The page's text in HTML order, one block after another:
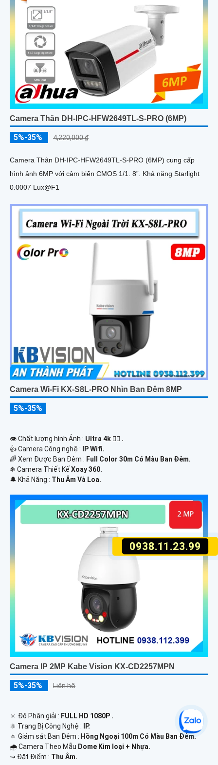
0938.11.23.99
Camera Thân DH-IPC-HFW2649TL-S-PRO (6MP)
5%-35% 4,220,000 ₫
Camera Thân DH-IPC-HFW2649TL-S-PRO (6MP) cung cấp
hình ảnh 6MP với cảm biến CMOS 1/1. 8”. Khả năng Starlight
0.0007 Lux@F1
Camera Wi-Fi KX-S8L-PRO Nhìn Ban Đêm 8MP
5%-35%
👁 Chất lượng hình Ảnh : Ultra 4k 👍🏾 .
👍 Camera Công nghệ :
IP Wifi.
🌈 Xem Được Ban Đêm : Full Color 30m Có Màu Ban Ðêm.
❄ Camera Thiết Kế Xoay 360.
️🔔 Khả Năng : Thu Âm Và Loa.
Camera IP 2MP Kabe Vision KX-CD2257MPN
5%-35% Liên hệ
🔅 Độ Phân giải : FULL HD 1080P .
⚛️ Trang Bị Công Nghệ :
IP.
🔅 Giám sát Ban Đêm : Hồng Ngoại 100m Có Màu Ban Ðêm.
🌧️ Camera Theo Mẫu Dome Kim loại + Nhựa.
️⇝ Đặt Điểm : Thu Âm.